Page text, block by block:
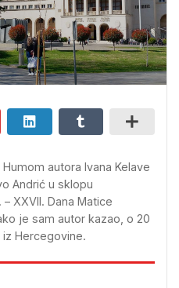
autora Ivana Kelave
Andrić u sklopu
XXVII. Dana Matice
je sam autor kazao, o 20
Hercegovine.